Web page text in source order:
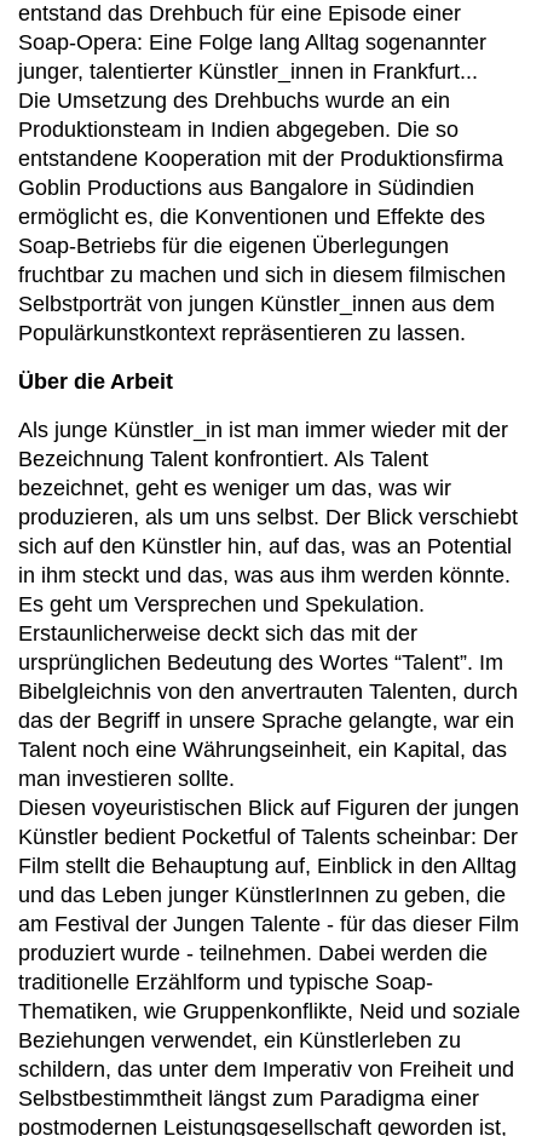
entstand das Drehbuch für eine Episode einer
Soap-Opera: Eine Folge lang Alltag sogenannter
junger, talentierter Künstler_innen in Frankfurt...
Die Umsetzung des Drehbuchs wurde an ein
Produktionsteam in Indien abgegeben. Die so
entstandene Kooperation mit der Produktionsfirma
Goblin Productions aus Bangalore in Südindien
ermöglicht es, die Konventionen und Effekte des
Soap-Betriebs für die eigenen Überlegungen
fruchtbar zu machen und sich in diesem filmischen
Selbstporträt von jungen Künstler_innen aus dem
Populärkunstkontext repräsentieren zu lassen.
Über die Arbeit
Als junge Künstler_in ist man immer wieder mit der
Bezeichnung Talent konfrontiert. Als Talent
bezeichnet, geht es weniger um das, was wir
produzieren, als um uns selbst. Der Blick verschiebt
sich auf den Künstler hin, auf das, was an Potential
in ihm steckt und das, was aus ihm werden könnte.
Es geht um Versprechen und Spekulation.
Erstaunlicherweise deckt sich das mit der
ursprünglichen Bedeutung des Wortes “Talent”. Im
Bibelgleichnis von den anvertrauten Talenten, durch
das der Begriff in unsere Sprache gelangte, war ein
Talent noch eine Währungseinheit, ein Kapital, das
man investieren sollte.
Diesen voyeuristischen Blick auf Figuren der jungen
Künstler bedient Pocketful of Talents scheinbar: Der
Film stellt die Behauptung auf, Einblick in den Alltag
und das Leben junger KünstlerInnen zu geben, die
am Festival der Jungen Talente - für das dieser Film
produziert wurde - teilnehmen. Dabei werden die
traditionelle Erzählform und typische Soap-
Thematiken, wie Gruppenkonflikte, Neid und soziale
Beziehungen verwendet, ein Künstlerleben zu
schildern, das unter dem Imperativ von Freiheit und
Selbstbestimmtheit längst zum Paradigma einer
postmodernen Leistungsgesellschaft geworden ist,